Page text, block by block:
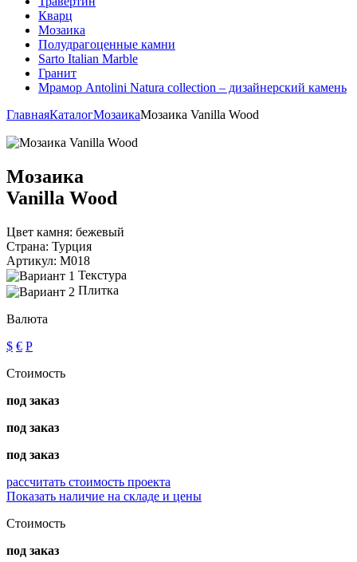
Кварц
Мозаика
Полудрагоценные камни
Sarto Italian Marble
Гранит
Мрамор Antolini Natura collection – дизайнерский камень
ГлавнаяКаталогМозаикаМозаика Vanilla Wood
Мозаика
Vanilla Wood
Цвет камня: бежевый
Страна: Турция
Артикул: M018
Текстура
Плитка
Валюта
$ € Р
Стоимость
под заказ
под заказ
под заказ
рассчитать стоимость проекта
Показать наличие на складе и цены
Стоимость
под заказ